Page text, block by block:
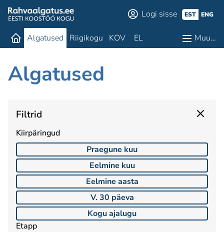
Logi sisse EST ENG
Algatused Riigikogu KOV EL Muu…
Algatused
Filtrid
Kiirpäringud
Praegune kuu
Eelmine kuu
Eelmine aasta
V. 30 päeva
Kogu ajalugu
Etapp